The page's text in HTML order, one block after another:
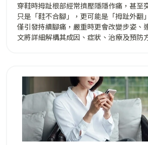
穿鞋時拇趾根部經常擠壓隱隱作痛，甚至
只是「鞋不合腳」，更可能是「拇趾外翻
僅引發持續腳痛，嚴重時更會改變步姿、
文將詳細解構其成因、症狀、治療及預防